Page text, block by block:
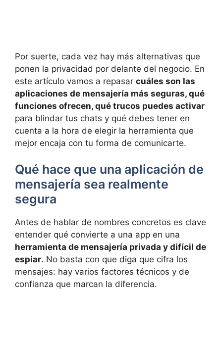
Por suerte, cada vez hay más alternativas que
ponen la privacidad por delante del negocio. En
este artículo vamos a repasar cuáles son las
aplicaciones de mensajería más seguras, qué
funciones ofrecen, qué trucos puedes activar
para blindar tus chats y qué debes tener en
cuenta a la hora de elegir la herramienta que
mejor encaja con tu forma de comunicarte.
Qué hace que una aplicación de
mensajería sea realmente
segura
Antes de hablar de nombres concretos es clave
entender qué convierte a una app en una
herramienta de mensajería privada y difícil de
espiar. No basta con que diga que cifra los
mensajes: hay varios factores técnicos y de
confianza que marcan la diferencia.